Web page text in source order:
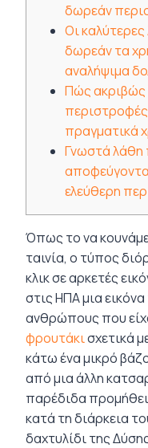
δωρεάν
Οι καλύτερες
δωρεάν τα
αναλήψιμα
Πώς ακριβώς
πραγματικά
Γνωστά λάθη
ελεύθερη
Όπως το να
ταινία, ο τύπος
κλικ σε αρκετές
στις ΗΠΑ μια
ανθρώπους που
φρουτάκισχετικά
κάτω ένα μικρό
από μια άλλη
παρέδιδα
κατά τη διάρκεια
δαχτυλίδι της